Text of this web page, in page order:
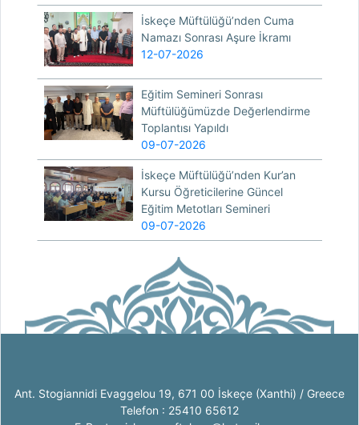
İskeçe Müftülüğü’nden Cuma
Namazı Sonrası Aşure İkramı
12-07-2026
Eğitim Semineri Sonrası
Müftülüğümüzde Değerlendirme
Toplantısı Yapıldı
09-07-2026
İskeçe Müftülüğü’nden Kur’an
Kursu Öğreticilerine Güncel
Eğitim Metotları Semineri
09-07-2026
Ant. Stogiannidi Evaggelou 19, 671 00 İskeçe (Xanthi) / Greece
Telefon : 25410 65612